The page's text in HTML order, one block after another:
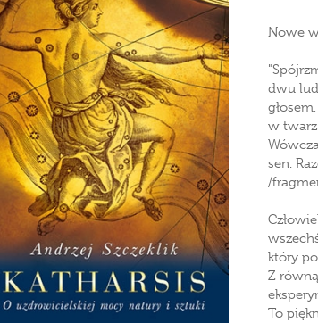
Nowe
dwu
w twarz
sen.
/
który
Z
To